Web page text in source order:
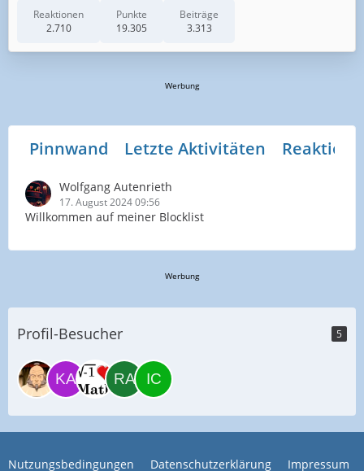
Reaktionen
2.710
Punkte
19.305
Beiträge
3.313
Werbung
Pinnwand Letzte Aktivitäten
Wolfgang Autenrieth
17. August 2024 09:56
Willkommen auf meiner Blocklist
Werbung
Profil-Besucher 5
Nutzungsbedingungen Datenschutzerklärung Impressum